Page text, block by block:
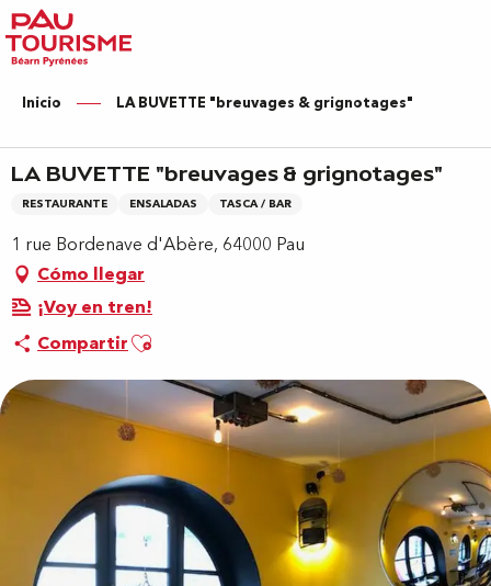
Aller
au
contenu
principal
Inicio LA BUVETTE "breuvages & grignotages"
LA BUVETTE "breuvages & grignotages"
RESTAURANTE ENSALADAS TASCA / BAR
1 rue Bordenave d'Abère, 64000 Pau
Cómo llegar
¡Voy en tren!
CompartirAjouter aux favoris